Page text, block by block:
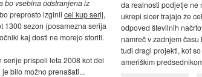
bo vsebina odstranjena iz
preprosto izginil cel kup serij,
1300 sezon (posamezna serija
kaj dosti ne morejo storiti.
serije prispeli leta 2008 kot del
bilo možno prenašati...
da realnosti podjetje ne
ukrepi sicer trajajo že
odpoved številnih
namreč v zadnjem
tudi dragi projekti, kot
ameriškim